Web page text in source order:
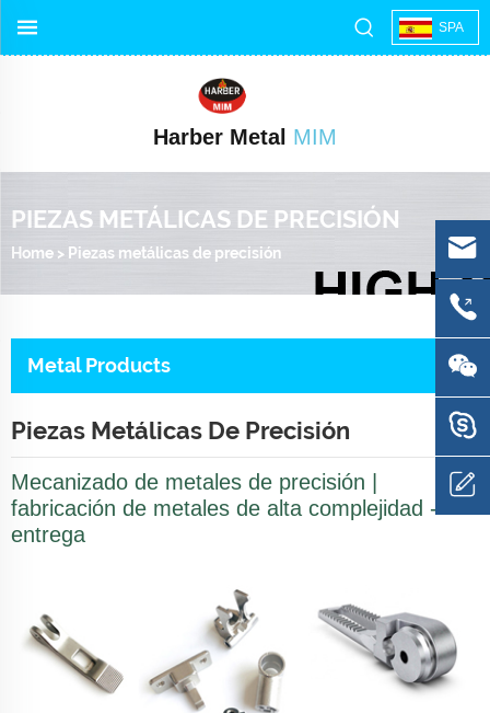
SPA
Harber Metal MIM
PIEZAS METÁLICAS DE PRECISIÓN
Home > Piezas metálicas de precisión
Metal Products
Piezas Metálicas De Precisión
Mecanizado de metales de precisión |
fabricación de metales de alta complejidad -
entrega